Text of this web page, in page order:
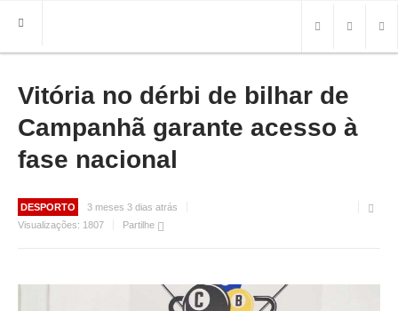
HOME
FREGUESIA
INFO
MAPA
ROTEIRO TURÍSTICO
Vitória no dérbi de bilhar de
Campanhã garante acesso à
fase nacional
DESPORTO
3 meses 3 dias atrás
Visualizações: 1807 Partilhe